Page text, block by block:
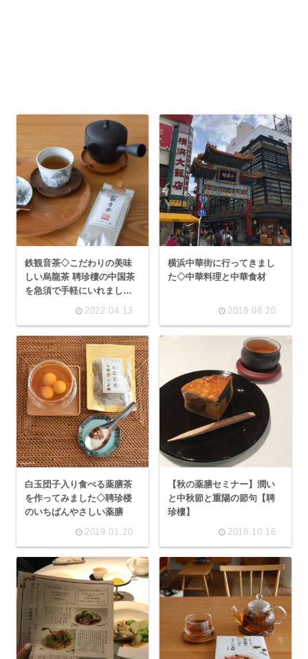
鉄観音茶◇こだわりの美味
しい烏龍茶 聘珍樓の中国茶
を急須で手軽にいれました
2022.04.13
横浜中華街に行ってきまし
た◇中華料理と中華食材
2019.08.20
白玉団子入り食べる薬膳茶
を作ってみました◇聘珍楼
のいちばんやさしい薬膳
2019.01.20
【秋の薬膳セミナー】潤い
と中秋節と重陽の節句【聘
珍樓】
2018.10.16